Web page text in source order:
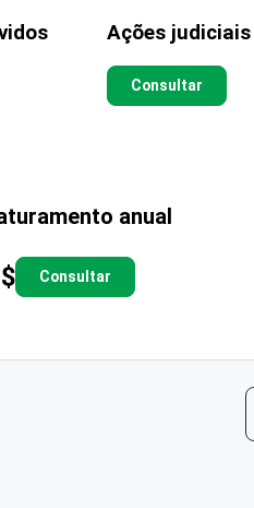
Ações judiciais
Consultar
anual
Consultar